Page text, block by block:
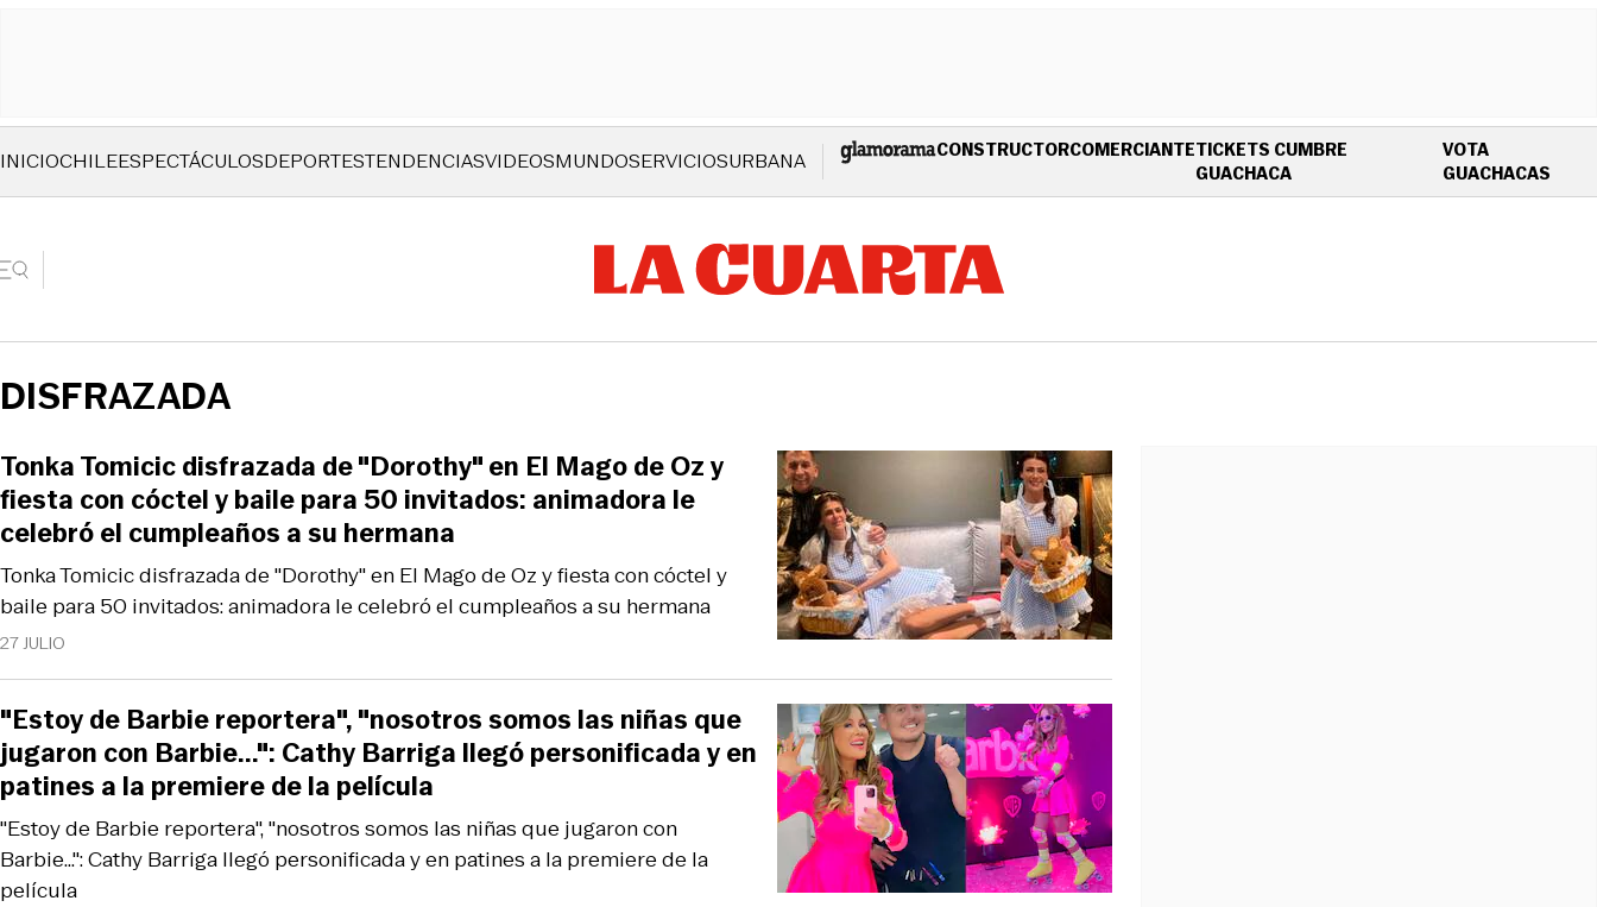
INICIOCHILEESPECTÁCULOSDEPORTESTENDENCIASVIDEOSMUNDOSERVICIOSURBANA CONSTRUCTORCOMERCIANTETICKETS CUMBRE
GUACHACAOPENS IN NEW WINDOW
VOTA
GUACHACAS
DISFRAZADA
27 JULIO
Tonka Tomicic disfrazada de "Dorothy" en El Mago de Oz y fiesta con cóctel y
baile para 50 invitados: animadora le celebró el cumpleaños a su hermana
Tonka Tomicic disfrazada de "Dorothy" en El Mago de Oz y
fiesta con cóctel y baile para 50 invitados: animadora le
celebró el cumpleaños a su hermana
"Estoy de Barbie reportera", "nosotros somos las niñas que jugaron con
Barbie...": Cathy Barriga llegó personificada y en patines a la premiere de la
película
"Estoy de Barbie reportera", "nosotros somos las niñas que
jugaron con Barbie...": Cathy Barriga llegó personificada y en
patines a la premiere de la película